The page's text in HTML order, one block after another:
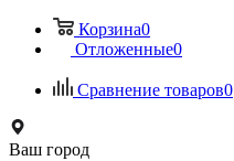
Корзина0
Отложенные0
Сравнение товаров0
Ваш город